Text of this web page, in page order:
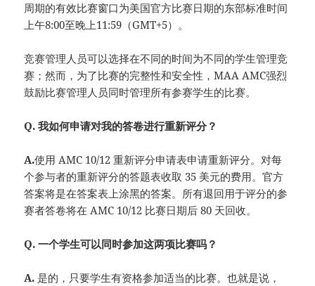
周期的有效比赛窗口为美国官方比赛日期的东部标准时间
上午8:00至晚上11:59（GMT+5）。
竞赛管理人员可以选择在不同的时间为不同的学生管理竞
赛；然而，为了比赛的完整性和安全性，MAA AMC强烈
鼓励比赛管理人员同时管理所有参赛学生的比赛。
Q. 我如何申请对我的答卷进行重新评分？
A.使用 AMC 10/12 重新评分申请表申请重新评分。对每
个参与者的重新评分的答题表收取 35 美元的费用。官方
答案将是在答案表上涂黑的答案。所有退回用于评分的参
赛者答卷将在 AMC 10/12 比赛日期后 80 天回收。
Q. 一个学生可以同时参加这两项比赛吗？
A. 是的，只要学生有资格参加适当的比赛。也就是说，